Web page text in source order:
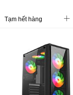
Tạm hết hàng